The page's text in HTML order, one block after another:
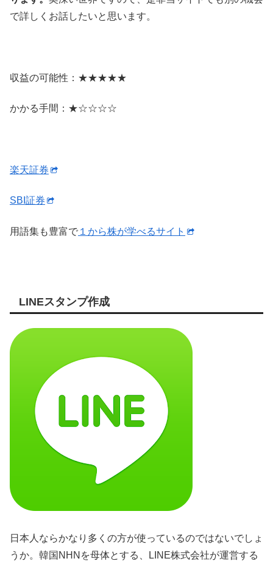
で詳しくお話したいと思います。
収益の可能性：★★★★★
かかる手間：★☆☆☆☆
楽天証券
SBI証券
用語集も豊富で １から株が学べるサイト
LINEスタンプ作成
日本人ならかなり多くの方が使っているのではないでしょ
うか。韓国NHNを母体とする、LINE株式会社が運営する